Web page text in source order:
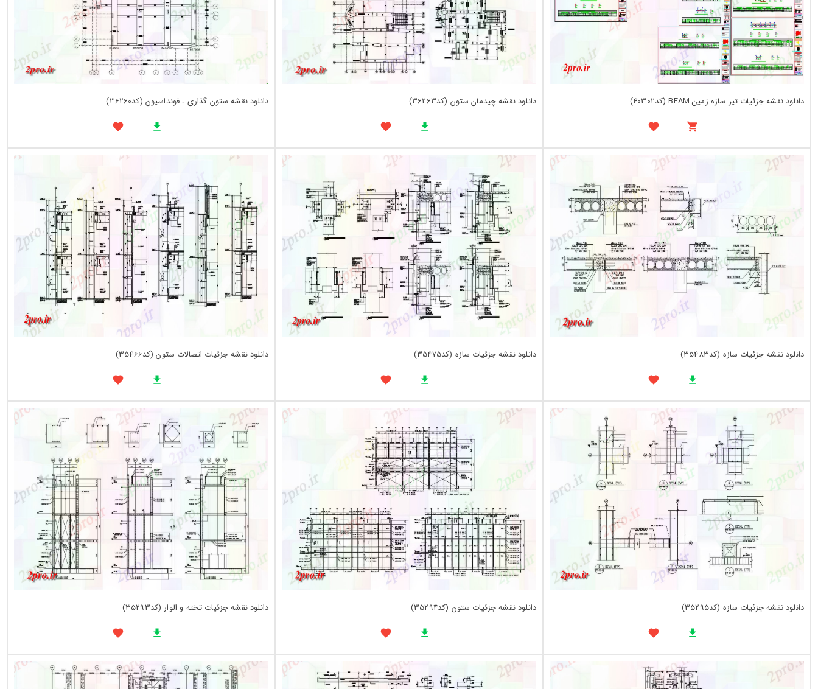
دانلود نقشه جزئیات تیر سازه زمین BEAM (کد40302) دانلود نقشه چیدمان ستون (کد36263) دانلود نقشه ستون گذاری ، فونداسیون (کد36260)
دانلود نقشه جزئیات سازه (کد35483) دانلود نقشه جزئیات سازه (کد35475) دانلود نقشه جزئیات اتصالات ستون (کد35466)
دانلود نقشه جزئیات سازه (کد35295) دانلود نقشه جزئیات ستون (کد35294) دانلود نقشه جزئیات تخته و الوار (کد35293)